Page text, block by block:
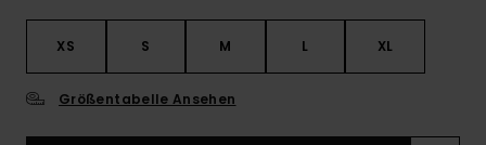
XS S M L XL
Größentabelle Ansehen